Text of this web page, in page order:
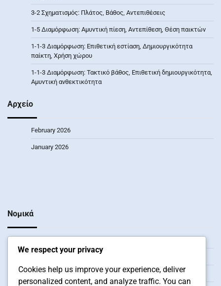
3-2 Σχηματισμός: Πλάτος, Βάθος, Αντεπιθέσεις
1-5 Διαμόρφωση: Αμυντική πίεση, Αντεπίθεση, Θέση παικτών
1-1-3 Διαμόρφωση: Επιθετική εστίαση, Δημιουργικότητα
παίκτη, Χρήση χώρου
1-1-3 Διαμόρφωση: Τακτικό βάθος, Επιθετική δημιουργικότητα,
Αμυντική ανθεκτικότητα
Αρχείο
February 2026
January 2026
Νομικά
Ελάτε σε επαφή
Σχετικά
We respect your privacy
Cookies help us improve your experience, deliver
personalized content, and analyze traffic. You can